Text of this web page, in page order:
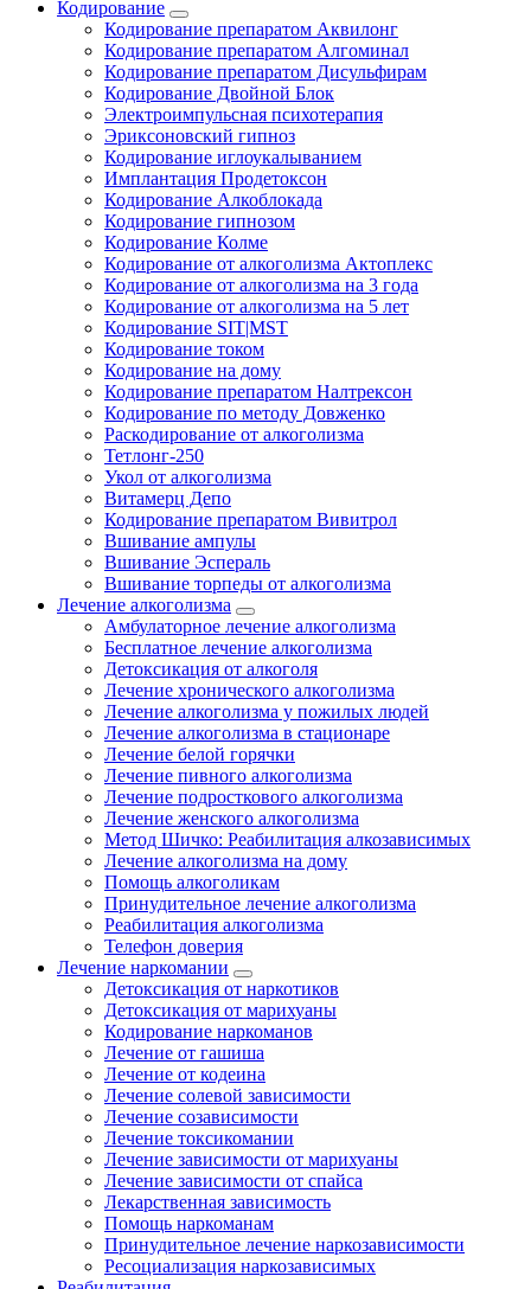
Кодирование
Кодирование препаратом Аквилонг
Кодирование препаратом Алгоминал
Кодирование препаратом Дисульфирам
Кодирование Двойной Блок
Электроимпульсная психотерапия
Эриксоновский гипноз
Кодирование иглоукалыванием
Имплантация Продетоксон
Кодирование Алкоблокада
Кодирование гипнозом
Кодирование Колме
Кодирование от алкоголизма Актоплекс
Кодирование от алкоголизма на 3 года
Кодирование от алкоголизма на 5 лет
Кодирование SIT|MST
Кодирование током
Кодирование на дому
Кодирование препаратом Налтрексон
Кодирование по методу Довженко
Раскодирование от алкоголизма
Тетлонг-250
Укол от алкоголизма
Витамерц Депо
Кодирование препаратом Вивитрол
Вшивание ампулы
Вшивание Эспераль
Вшивание торпеды от алкоголизма
Лечение алкоголизма
Амбулаторное лечение алкоголизма
Бесплатное лечение алкоголизма
Детоксикация от алкоголя
Лечение хронического алкоголизма
Лечение алкоголизма у пожилых людей
Лечение алкоголизма в стационаре
Лечение белой горячки
Лечение пивного алкоголизма
Лечение подросткового алкоголизма
Лечение женского алкоголизма
Метод Шичко: Реабилитация алкозависимых
Лечение алкоголизма на дому
Помощь алкоголикам
Принудительное лечение алкоголизма
Реабилитация алкоголизма
Телефон доверия
Лечение наркомании
Детоксикация от наркотиков
Детоксикация от марихуаны
Кодирование наркоманов
Лечение от гашиша
Лечение от кодеина
Лечение солевой зависимости
Лечение созависимости
Лечение токсикомании
Лечение зависимости от марихуаны
Лечение зависимости от спайса
Лекарственная зависимость
Помощь наркоманам
Принудительное лечение наркозависимости
Ресоциализация наркозависимых